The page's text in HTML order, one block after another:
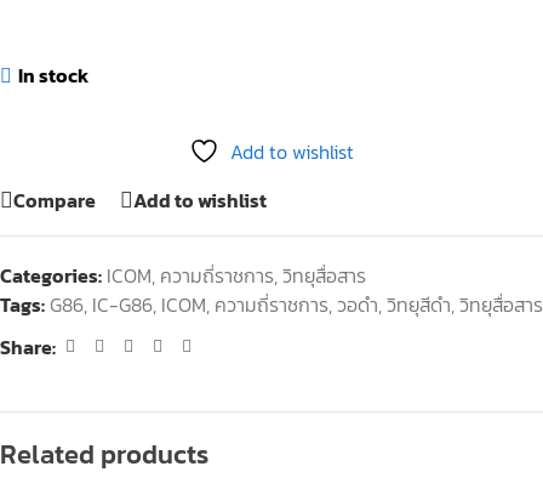
In stock
Add to wishlist
Compare
Add to wishlist
Categories: ICOM, ความถี่ราชการ,วิทยุสื่อสาร
Tags:G86, IC-G86, ICOM, ความถี่ราชการ, วอดำ,วิทยุสีดำ,วิทยุสื่อสาร
Share:
Related products